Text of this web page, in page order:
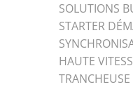
SOLUTIONS
STARTER
HAUTE